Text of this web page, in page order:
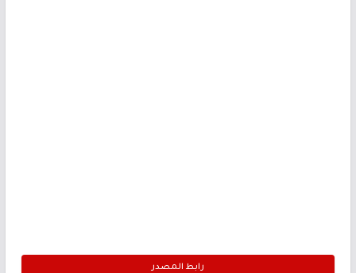
رابط المصدر